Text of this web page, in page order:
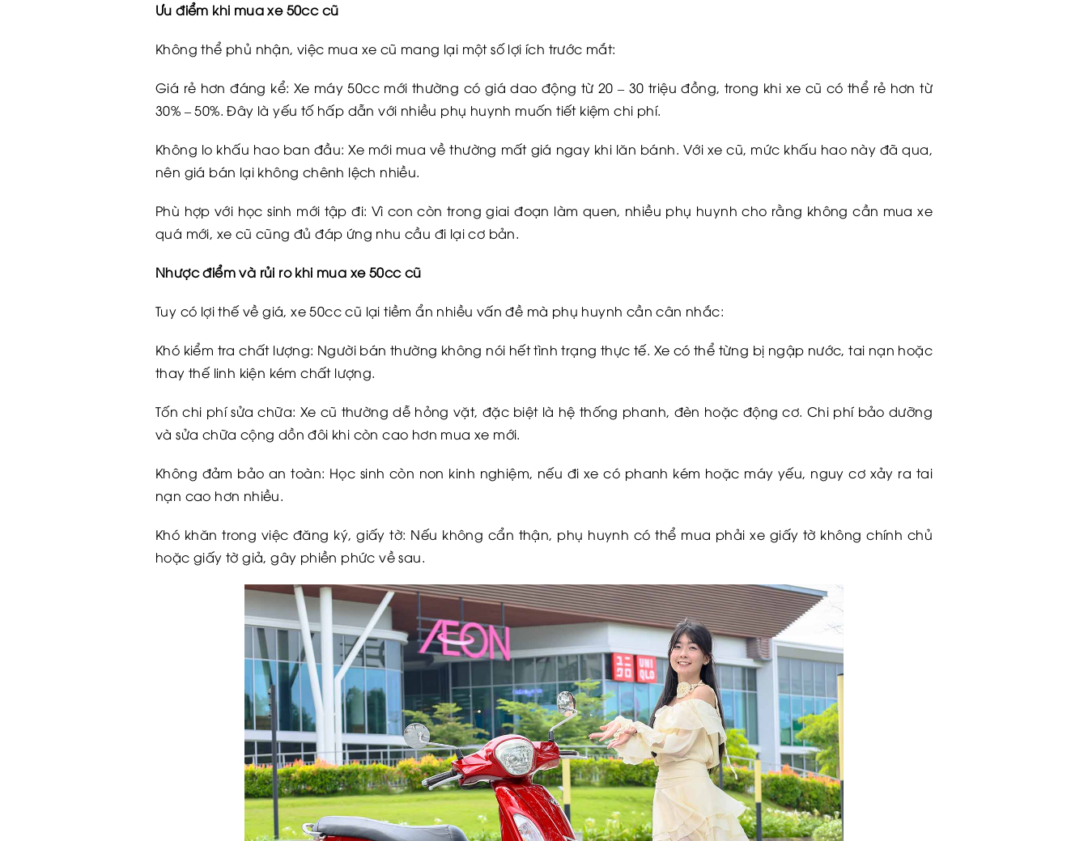
Ưu điểm khi mua xe 50cc cũ
Không thể phủ nhận, việc mua xe cũ mang lại một số lợi ích trước mắt:
Giá rẻ hơn đáng kể: Xe máy 50cc mới thường có giá dao động từ 20 – 30 triệu đồng, trong khi xe cũ có thể rẻ hơn từ
30% – 50%. Đây là yếu tố hấp dẫn với nhiều phụ huynh muốn tiết kiệm chi phí.
Không lo khấu hao ban đầu: Xe mới mua về thường mất giá ngay khi lăn bánh. Với xe cũ, mức khấu hao này đã qua,
nên giá bán lại không chênh lệch nhiều.
Phù hợp với học sinh mới tập đi: Vì con còn trong giai đoạn làm quen, nhiều phụ huynh cho rằng không cần mua xe
quá mới, xe cũ cũng đủ đáp ứng nhu cầu đi lại cơ bản.
Nhược điểm và rủi ro khi mua xe 50cc cũ
Tuy có lợi thế về giá, xe 50cc cũ lại tiềm ẩn nhiều vấn đề mà phụ huynh cần cân nhắc:
Khó kiểm tra chất lượng: Người bán thường không nói hết tình trạng thực tế. Xe có thể từng bị ngập nước, tai nạn hoặc
thay thế linh kiện kém chất lượng.
Tốn chi phí sửa chữa: Xe cũ thường dễ hỏng vặt, đặc biệt là hệ thống phanh, đèn hoặc động cơ. Chi phí bảo dưỡng
và sửa chữa cộng dồn đôi khi còn cao hơn mua xe mới.
Không đảm bảo an toàn: Học sinh còn non kinh nghiệm, nếu đi xe có phanh kém hoặc máy yếu, nguy cơ xảy ra tai
nạn cao hơn nhiều.
Khó khăn trong việc đăng ký, giấy tờ: Nếu không cẩn thận, phụ huynh có thể mua phải xe giấy tờ không chính chủ
hoặc giấy tờ giả, gây phiền phức về sau.